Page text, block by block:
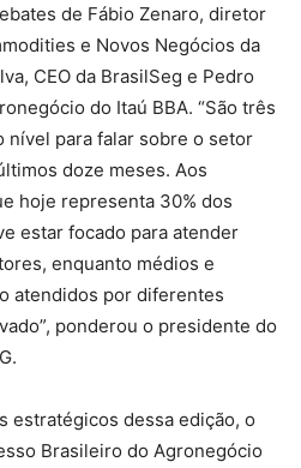
de Fábio Zenaro, diretor
e Novos Negócios da
CEO da BrasilSeg e Pedro
do Itaú BBA. “São três
nível para falar sobre o setor
doze meses. Aos
hoje representa 30% dos
estar focado para atender
enquanto médios e
atendidos por diferentes
ponderou o presidente do
estratégicos dessa edição, o
Brasileiro do Agronegócio